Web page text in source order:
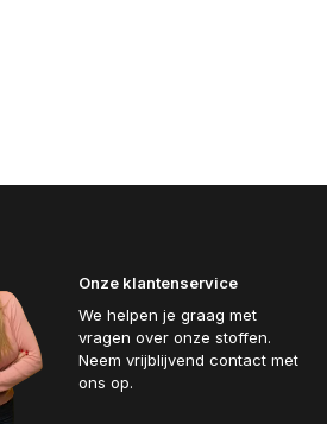
Onze klantenservice
We helpen je graag met
vragen over onze stoffen.
Neem vrijblijvend contact met
ons op.